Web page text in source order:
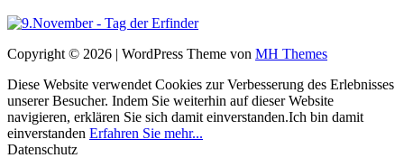
Copyright © 2026 | WordPress Theme von MH Themes
Diese Website verwendet Cookies zur Verbesserung des Erlebnisses
unserer Besucher. Indem Sie weiterhin auf dieser Website
navigieren, erklären Sie sich damit einverstanden.Ich bin damit
einverstanden Erfahren Sie mehr...
Datenschutz